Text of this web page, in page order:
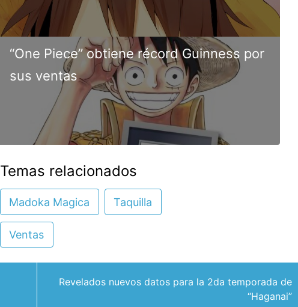
“One Piece” obtiene récord Guinness por
sus ventas
Temas relacionados
Madoka Magica Taquilla
Ventas
Revelados nuevos datos para la 2da temporada de
“Haganai”